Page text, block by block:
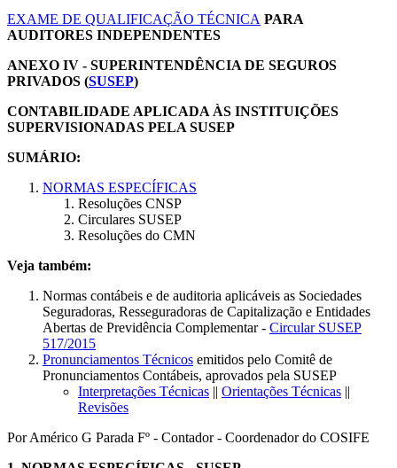
EXAME DE QUALIFICAÇÃO TÉCNICA PARA
AUDITORES INDEPENDENTES
ANEXO IV - SUPERINTENDÊNCIA DE SEGUROS
PRIVADOS (SUSEP)
CONTABILIDADE APLICADA ÀS INSTITUIÇÕES
SUPERVISIONADAS PELA SUSEP
SUMÁRIO:
NORMAS ESPECÍFICAS
Resoluções CNSP
Circulares SUSEP
Resoluções do CMN
Veja também:
Normas contábeis e de auditoria aplicáveis as Sociedades
Seguradoras, Resseguradoras de Capitalização e Entidades
Abertas de Previdência Complementar - Circular SUSEP
517/2015
Pronunciamentos Técnicos emitidos pelo Comitê de
Pronunciamentos Contábeis, aprovados pela SUSEP
Interpretações Técnicas || Orientações Técnicas ||
Revisões
Por Américo G Parada Fº - Contador - Coordenador do COSIFE